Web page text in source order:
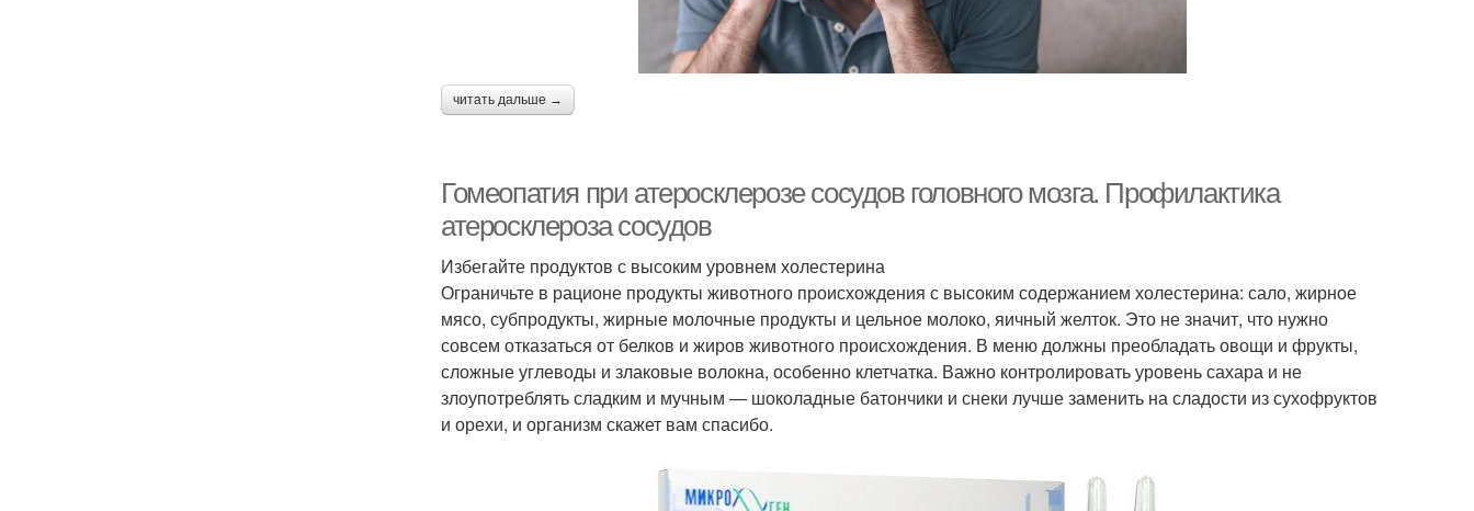
читать дальше →
Гомеопатия при атеросклерозе сосудов головного мозга. Профилактика
атеросклероза сосудов
Избегайте продуктов с высоким уровнем холестерина
Ограничьте в рационе продукты животного происхождения с высоким содержанием холестерина: сало, жирное
мясо, субпродукты, жирные молочные продукты и цельное молоко, яичный желток. Это не значит, что нужно
совсем отказаться от белков и жиров животного происхождения. В меню должны преобладать овощи и фрукты,
сложные углеводы и злаковые волокна, особенно клетчатка. Важно контролировать уровень сахара и не
злоупотреблять сладким и мучным — шоколадные батончики и снеки лучше заменить на сладости из сухофруктов
и орехи, и организм скажет вам спасибо.